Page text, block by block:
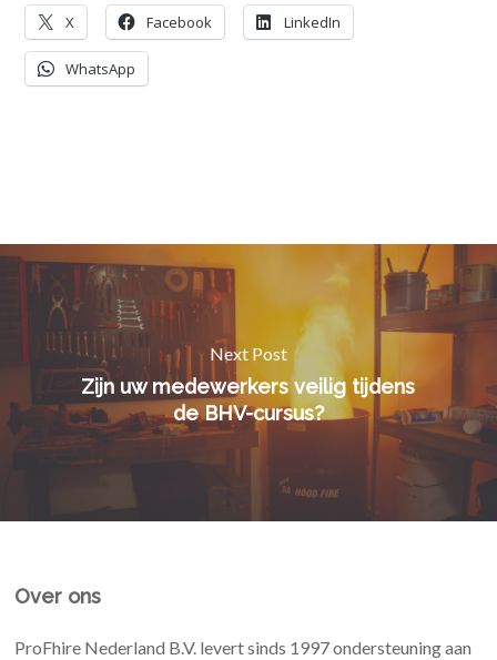
X Facebook LinkedIn
WhatsApp
Next Post
Zijn uw medewerkers veilig tijdens
de BHV-cursus?
Over ons
ProFhire Nederland B.V. levert sinds 1997 ondersteuning aan